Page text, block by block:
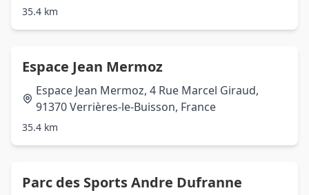
35.4 km
Espace Jean Mermoz
Espace Jean Mermoz, 4 Rue Marcel Giraud,
91370 Verrières-le-Buisson, France
35.4 km
Parc des Sports Andre Dufranne